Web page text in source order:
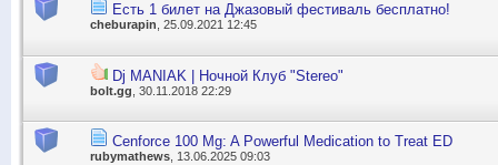
Есть 1 билет на Джазовый фестиваль бесплатно!
cheburapin, 25.09.2021 12:45
Dj MANIAK | Ночной Клуб "Stereo"
bolt.gg , 30.11.2018 22:29
Cenforce 100 Mg: A Powerful Medication to Treat ED
rubymathews , 13.06.2025 09:03